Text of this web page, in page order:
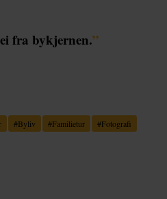
fra bykjernen.”
#Byliv #Familietur #Fotografi